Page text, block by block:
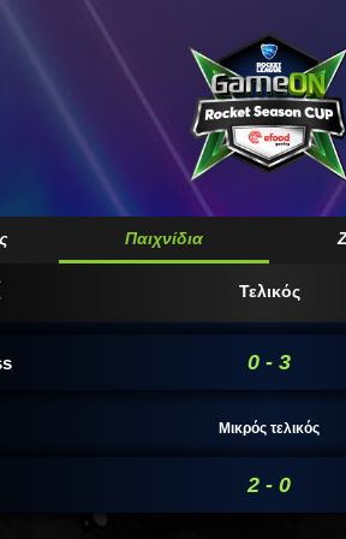
Παιχνίδια
Τελικός
0 - 3
Μικρός τελικός
2 - 0